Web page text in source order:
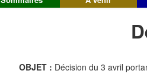
OBJET : Décision du 3 avril